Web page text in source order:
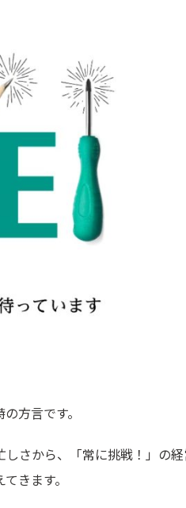
方言です。
さから、「常に挑戦！」の
きます。